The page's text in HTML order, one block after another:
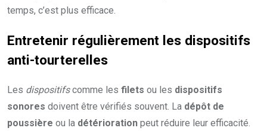
temps, c’est plus efficace.
Entretenir régulièrement les dispositifs
anti-tourterelles
Les dispositifscomme les filets ou les dispositifs
sonores doivent être vérifiés souvent. La dépôt de
poussière ou la détérioration peut réduire leur efficacité.